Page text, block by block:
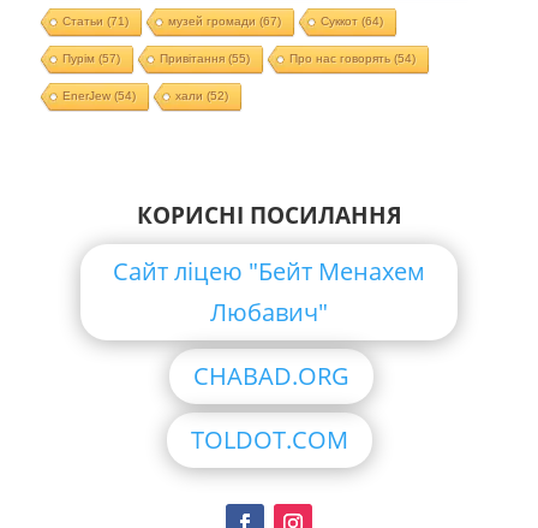
Статьи (71) музей громади (67) Суккот (64)
Пурім (57) Привітання(55) Про нас говорять (54)
EnerJew(54) хали (52)
КОРИСНІ ПОСИЛАННЯ
Сайт ліцею "Бейт Менахем
Любавич"
CHABAD.ORG
TOLDOT.COM